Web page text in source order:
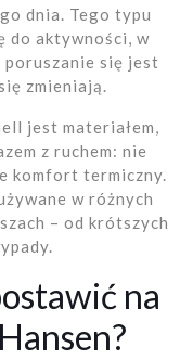
dnia. Tego typu
do aktywności, w
się jest
zmieniają.
jest materiałem,
z ruchem: nie
komfort termiczny.
w różnych
– od krótszych
na